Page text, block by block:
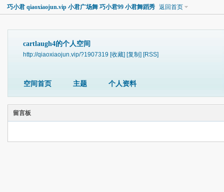
巧小君 qiaoxiaojun.vip 小君广场舞 巧小君99 小君舞蹈秀 返回首页
cartlaugh4的个人空间
http://qiaoxiaojun.vip/?1907319 [收藏] [复制] [RSS]
空间首页 主题 个人资料
留言板